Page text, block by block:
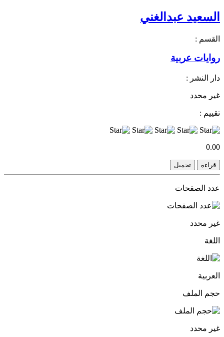
السعيد عبدالغني
القسم :
روايات عربية
دار النشر :
غير محدد
تقييم :
0.00
قراءة تحميل
عدد الصفحات
غير محدد
اللغة
العربية
حجم الملف
غير محدد